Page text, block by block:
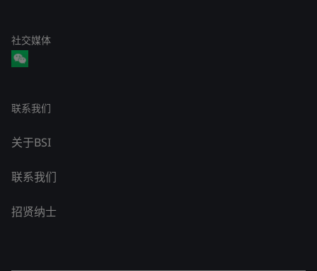
社交媒体
联系我们
关于BSI
联系我们
招贤纳士